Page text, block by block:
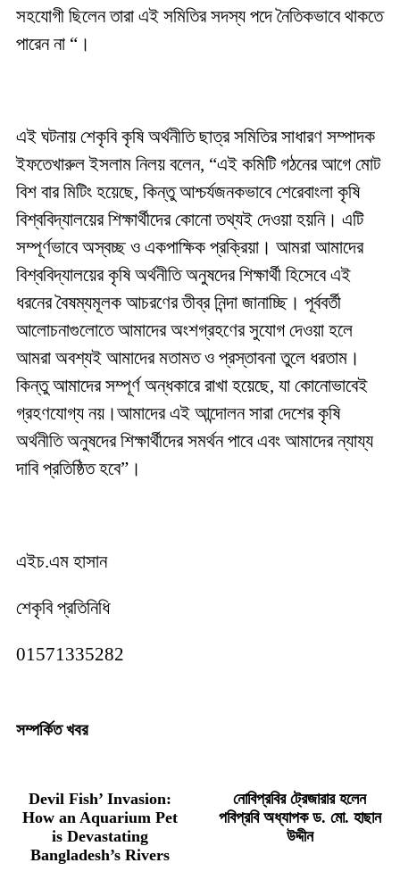
সহযোগী ছিলেন তারা এই সমিতির সদস্য পদে নৈতিকভাবে থাকতে
পারেন না “।
এই ঘটনায় শেকৃবি কৃষি অর্থনীতি ছাত্র সমিতির সাধারণ সম্পাদক
ইফতেখারুল ইসলাম নিলয় বলেন, “এই কমিটি গঠনের আগে মোট
বিশ বার মিটিং হয়েছে, কিন্তু আশ্চর্যজনকভাবে শেরেবাংলা কৃষি
বিশ্ববিদ্যালয়ের শিক্ষার্থীদের কোনো তথ্যই দেওয়া হয়নি। এটি
সম্পূর্ণভাবে অস্বচ্ছ ও একপাক্ষিক প্রক্রিয়া। আমরা আমাদের
বিশ্ববিদ্যালয়ের কৃষি অর্থনীতি অনুষদের শিক্ষার্থী হিসেবে এই
ধরনের বৈষম্যমূলক আচরণের তীব্র নিন্দা জানাচ্ছি। পূর্ববর্তী
আলোচনাগুলোতে আমাদের অংশগ্রহণের সুযোগ দেওয়া হলে
আমরা অবশ্যই আমাদের মতামত ও প্রস্তাবনা তুলে ধরতাম।
কিন্তু আমাদের সম্পূর্ণ অন্ধকারে রাখা হয়েছে, যা কোনোভাবেই
গ্রহণযোগ্য নয়।আমাদের এই আন্দোলন সারা দেশের কৃষি
অর্থনীতি অনুষদের শিক্ষার্থীদের সমর্থন পাবে এবং আমাদের ন্যায্য
দাবি প্রতিষ্ঠিত হবে”।
এইচ.এম হাসান
শেকৃবি প্রতিনিধি
01571335282
সম্পর্কিত খবর
Devil Fish’ Invasion:
How an Aquarium Pet
is Devastating
Bangladesh’s Rivers
নোবিপ্রবির ট্রেজারার হলেন
পবিপ্রবি অধ্যাপক ড. মো. হাছান
উদ্দীন